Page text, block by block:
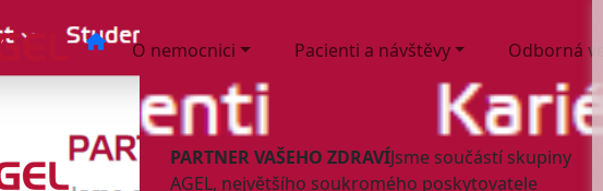
O nemocnici Pacienti a návštěvy Odborná
PARTNER VAŠEHO ZDRAVÍJsme součástí skupiny
AGEL, největšího soukromého poskytovatele